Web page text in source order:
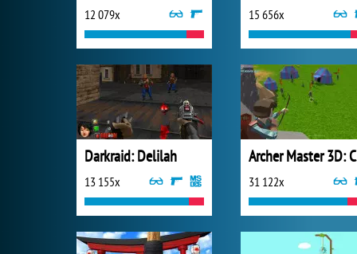
12 079x 15 656x
Darkraid: Delilah
13 155x 31 122x